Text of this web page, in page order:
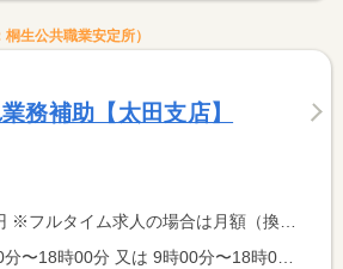
生公共職業安定所）
務補助【太田支店】
場合は月額（換算額）、パート求人の場合は時間額を表示しています。
就業時間１ 9時00分〜18時00分 又は 9時00分〜18時00分の時間の間の6時間以上 就業時間に関する特記事項 扶養範囲内希望等、相談可